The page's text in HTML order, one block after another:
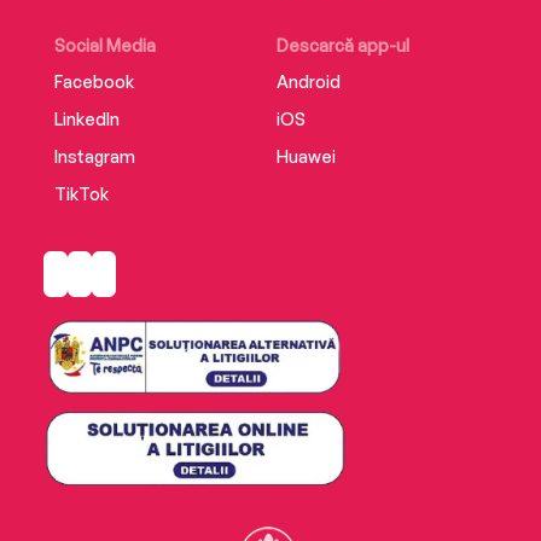
Social Media
Facebook
LinkedIn
Instagram
TikTok
Descarcă app-ul
Android
iOS
Huawei